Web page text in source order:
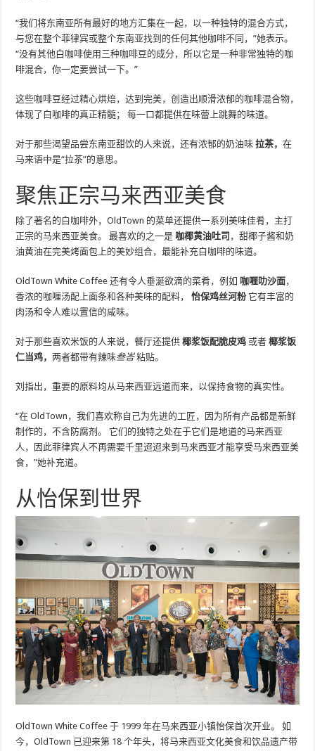
“我们将东南亚所有最好的地方汇集在一起​​，以一种独特的混合方式，
与您在整个菲律宾或整个东南亚找到的任何其他咖啡不同，”她表示。
“没有其他白咖啡使用三种咖啡豆的成分，所以它是一种非常独特的咖
啡混合，你一定要尝试一下。”
这些咖啡豆经过精心烘焙，达到完美，创造出顺滑浓郁的咖啡混合物，
体现了白咖啡的真正精髓； 每一口都提供在味蕾上跳舞的味道。
对于那些渴望品尝东南亚甜饮的人来说，还有浓郁的奶油味 拉茶，在
马来语中是“拉茶”的意思。
聚焦正宗马来西亚美食
除了著名的白咖啡外，OldTown 的菜单还提供一系列美味佳肴，主打
正宗的马来西亚美食。 最喜欢的之一是 咖椰黄油吐司 ，甜椰子酱和奶
油黄油在完美烤面包上的美妙组合，最能补充白咖啡的味道。
OldTown White Coffee 还有令人垂涎欲滴的菜肴，例如 咖喱叻沙面，
香浓的咖喱汤配上面条和各种美味的配料，怡保鸡丝河粉 它有丰富的
肉汤和令人难以置信的咸味。
对于那些喜欢米饭的人来说，餐厅还提供 椰浆饭配脆皮鸡 或者椰浆饭
仁当鸡，两者都带有辣味叁峇粘贴。
刘指出，重要的原料均从马来西亚远道而来，以保持食物的真实性。
“在 OldTown，我们喜欢称自己为先进的工匠，因为所有产品都是新鲜
制作的，不含防腐剂。 它们的独特之处在于它们是地道的马来西亚
人，因此菲律宾人不再需要千里迢迢来到马来西亚才能享受马来西亚美
食，”她补充道。
从怡保到世界
OldTown White Coffee 于 1999 年在马来西亚小镇怡保首次开业。 如
今，OldTown 已迎来第 18 个年头，将马来西亚文化美食和饮品遗产带